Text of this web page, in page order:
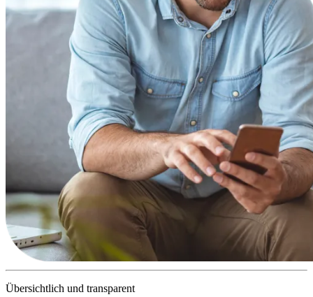
Übersichtlich und transparent